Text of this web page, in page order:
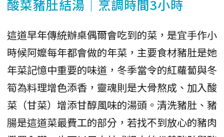
酸菜豬肚結湯｜烹調時間3小時
這道早年傳統辦桌偶爾會吃到的菜，是宜手作小
時候阿嬤每年都會做的年菜，主要食材豬肚是她
年菜記憶中重要的味道，冬季當令的紅蘿蔔與冬
筍為料理增色添香，靈魂則是大骨熬成、加入酸
菜（甘菜）增添甘醇風味的湯頭。清洗豬肚、豬
腸是這道菜最費工的部分，若找不到放心的豬肉